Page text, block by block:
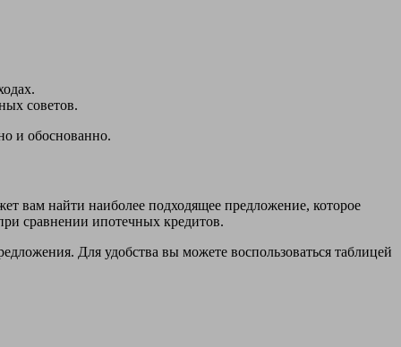
советов.
и обоснованно.
вам найти наиболее подходящее предложение, которое
сравнении ипотечных кредитов.
Для удобства вы можете воспользоваться таблицей